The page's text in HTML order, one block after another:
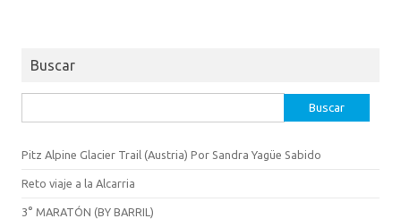
Buscar
Pitz Alpine Glacier Trail (Austria) Por Sandra Yagüe Sabido
Reto viaje a la Alcarria
3° MARATÓN (BY BARRIL)